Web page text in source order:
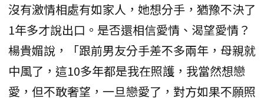
沒有激情相處有如家人，她想分手，猶豫不決了
1年多才說出口。是否還相信愛情、渴望愛情？
楊貴媚說，「跟前男友分手差不多兩年，母親就
中風了，這10多年都是我在照護，我當然想戀
愛，但不敢奢望，一旦戀愛了，對方如果不願照